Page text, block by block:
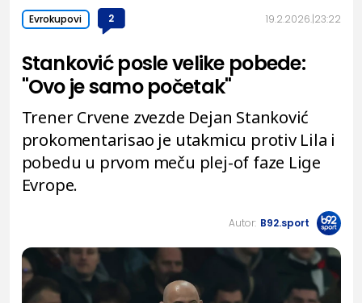
Evrokupovi 2 19.2.2026. 23:22
Stanković posle velike pobede:
"Ovo je samo početak"
Trener Crvene zvezde Dejan Stanković
prokomentarisao je utakmicu protiv Lila i
pobedu u prvom meču plej-of faze Lige
Evrope.
Autor: B92.sport